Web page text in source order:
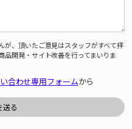
が、頂いたご意見はスタッフがすべて拝
品開発・サイト改善を行ってまいりま
合わせ専用フォームから